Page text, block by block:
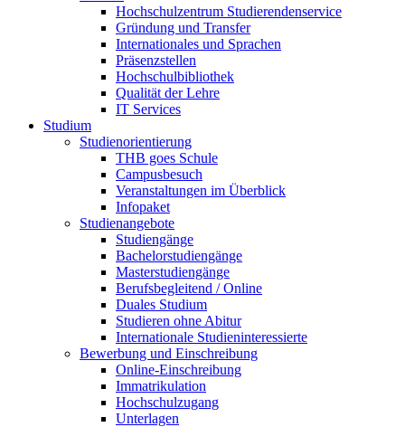
Hochschulzentrum Studierendenservice
Gründung und Transfer
Internationales und Sprachen
Präsenzstellen
Hochschulbibliothek
Qualität der Lehre
IT Services
Studium
Studienorientierung
THB goes Schule
Campusbesuch
Veranstaltungen im Überblick
Infopaket
Studienangebote
Studiengänge
Bachelorstudiengänge
Masterstudiengänge
Berufsbegleitend / Online
Duales Studium
Studieren ohne Abitur
Internationale Studieninteressierte
Bewerbung und Einschreibung
Online-Einschreibung
Immatrikulation
Hochschulzugang
Unterlagen